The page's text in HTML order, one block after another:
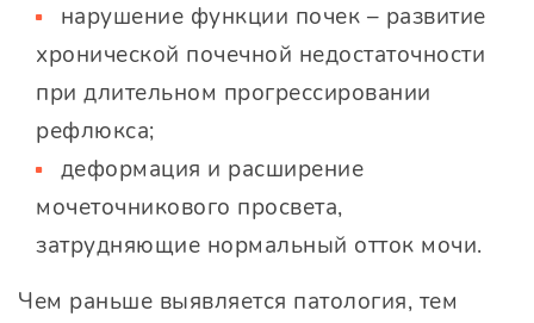
нарушение функции почек – развитие
хронической почечной недостаточности
при длительном прогрессировании
рефлюкса;
деформация и расширение
мочеточникового просвета,
затрудняющие нормальный отток мочи.
Чем раньше выявляется патология, тем